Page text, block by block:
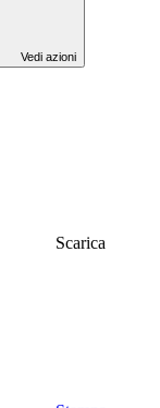
Vedi azioni
Scarica